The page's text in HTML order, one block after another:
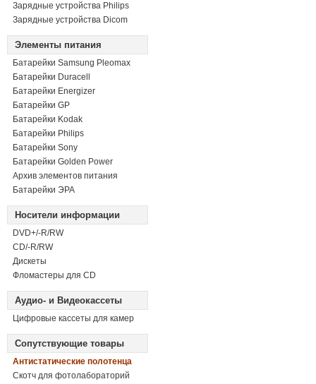
Зарядные устройства Philips
Зарядные устройства Dicom
Элементы питания
Батарейки Samsung Pleomax
Батарейки Duracell
Батарейки Energizer
Батарейки GP
Батарейки Kodak
Батарейки Philips
Батарейки Sony
Батарейки Golden Power
Архив элементов питания
Батарейки ЭРА
Носители информации
DVD+/-R/RW
СD/-R/RW
Дискеты
Фломастеры для CD
Аудио- и Видеокассеты
Цифровые кассеты для камер
Сопутствующие товары
Антистатические полотенца
Скотч для фотолабораторий